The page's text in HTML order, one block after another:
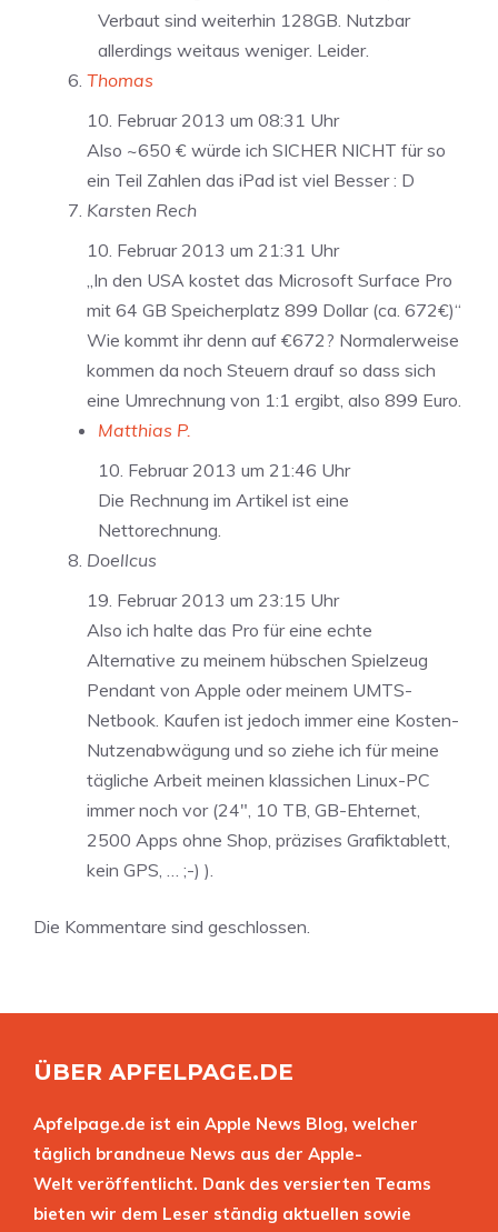
Verbaut sind weiterhin 128GB. Nutzbar
allerdings weitaus weniger. Leider.
Thomas
10. Februar 2013 um 08:31 Uhr
Also ~650 € würde ich SICHER NICHT für so
ein Teil Zahlen das iPad ist viel Besser : D
Karsten Rech
10. Februar 2013 um 21:31 Uhr
„In den USA kostet das Microsoft Surface Pro
mit 64 GB Speicherplatz 899 Dollar (ca. 672€)“
Wie kommt ihr denn auf €672? Normalerweise
kommen da noch Steuern drauf so dass sich
eine Umrechnung von 1:1 ergibt, also 899 Euro.
Matthias P.
10. Februar 2013 um 21:46 Uhr
Die Rechnung im Artikel ist eine
Nettorechnung.
Doellcus
19. Februar 2013 um 23:15 Uhr
Also ich halte das Pro für eine echte
Alternative zu meinem hübschen Spielzeug
Pendant von Apple oder meinem UMTS-
Netbook. Kaufen ist jedoch immer eine Kosten-
Nutzenabwägung und so ziehe ich für meine
tägliche Arbeit meinen klassichen Linux-PC
immer noch vor (24″, 10 TB, GB-Ehternet,
2500 Apps ohne Shop, präzises Grafiktablett,
kein GPS, … ;-) ).
Die Kommentare sind geschlossen.
ÜBER APFELPAGE.DE
Apfelpage.de ist ein Apple News Blog, welcher
täglich brandneue News aus der Apple-
Welt veröffentlicht. Dank des versierten Teams
bieten wir dem Leser ständig aktuellen sowie